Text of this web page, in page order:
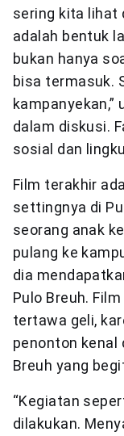
sering kita lihat
adalah bentuk
bukan hanya
bisa termasuk.
kampanyekan,”
dalam diskusi.
sosial dan
Film terakhir
settingnya di
seorang anak
pulang ke
dia
Pulo Breuh.
tertawa geli,
penonton kenal
Breuh yang
“Kegiatan
dilakukan.